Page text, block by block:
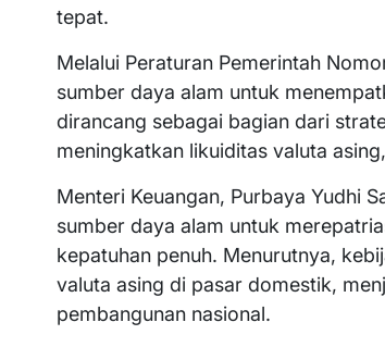
tepat.
Melalui Peraturan Pemerintah
sumber daya alam untuk
dirancang sebagai bagian dari
meningkatkan likuiditas valuta
Menteri Keuangan, Purbaya Yudhi
sumber daya alam untuk
kepatuhan penuh. Menurutnya,
valuta asing di pasar domestik,
pembangunan nasional.